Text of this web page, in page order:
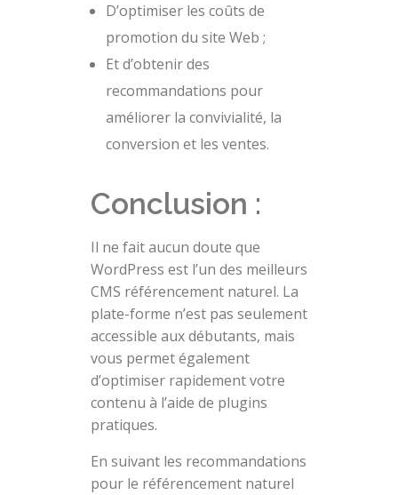
D’optimiser les coûts de
promotion du site Web ;
Et d’obtenir des
recommandations pour
améliorer la convivialité, la
conversion et les ventes.
Conclusion :
Il ne fait aucun doute que
WordPress est l’un des meilleurs
CMS référencement naturel. La
plate-forme n’est pas seulement
accessible aux débutants, mais
vous permet également
d’optimiser rapidement votre
contenu à l’aide de plugins
pratiques.
En suivant les recommandations
pour le référencement naturel